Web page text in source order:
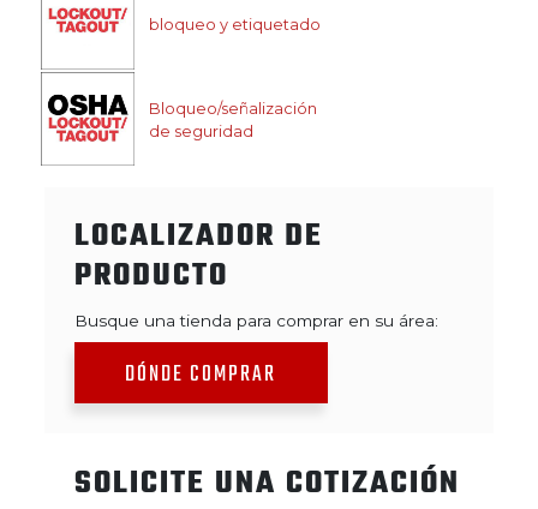
bloqueo y etiquetado
Bloqueo/señalización
de seguridad
LOCALIZADOR DE
PRODUCTO
Busque una tienda para comprar en su área:
DÓNDE COMPRAR
SOLICITE UNA COTIZACIÓN